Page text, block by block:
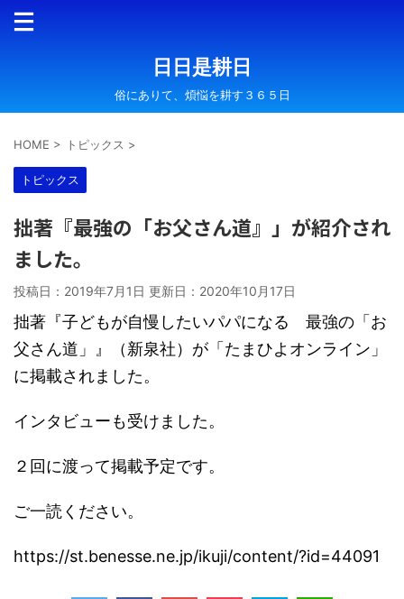
日日是耕日
俗にありて、煩悩を耕す３６５日
HOME > トピックス >
トピックス
拙著『最強の「お父さん道』」が紹介され
ました。
投稿日：2019年7月1日 更新日： 2020年10月17日
拙著『子どもが自慢したいパパになる 最強の「お
父さん道」』（新泉社）が「たまひよオンライン」
に掲載されました。
インタビューも受けました。
２回に渡って掲載予定です。
ご一読ください。
https://st.benesse.ne.jp/ikuji/content/?id=44091